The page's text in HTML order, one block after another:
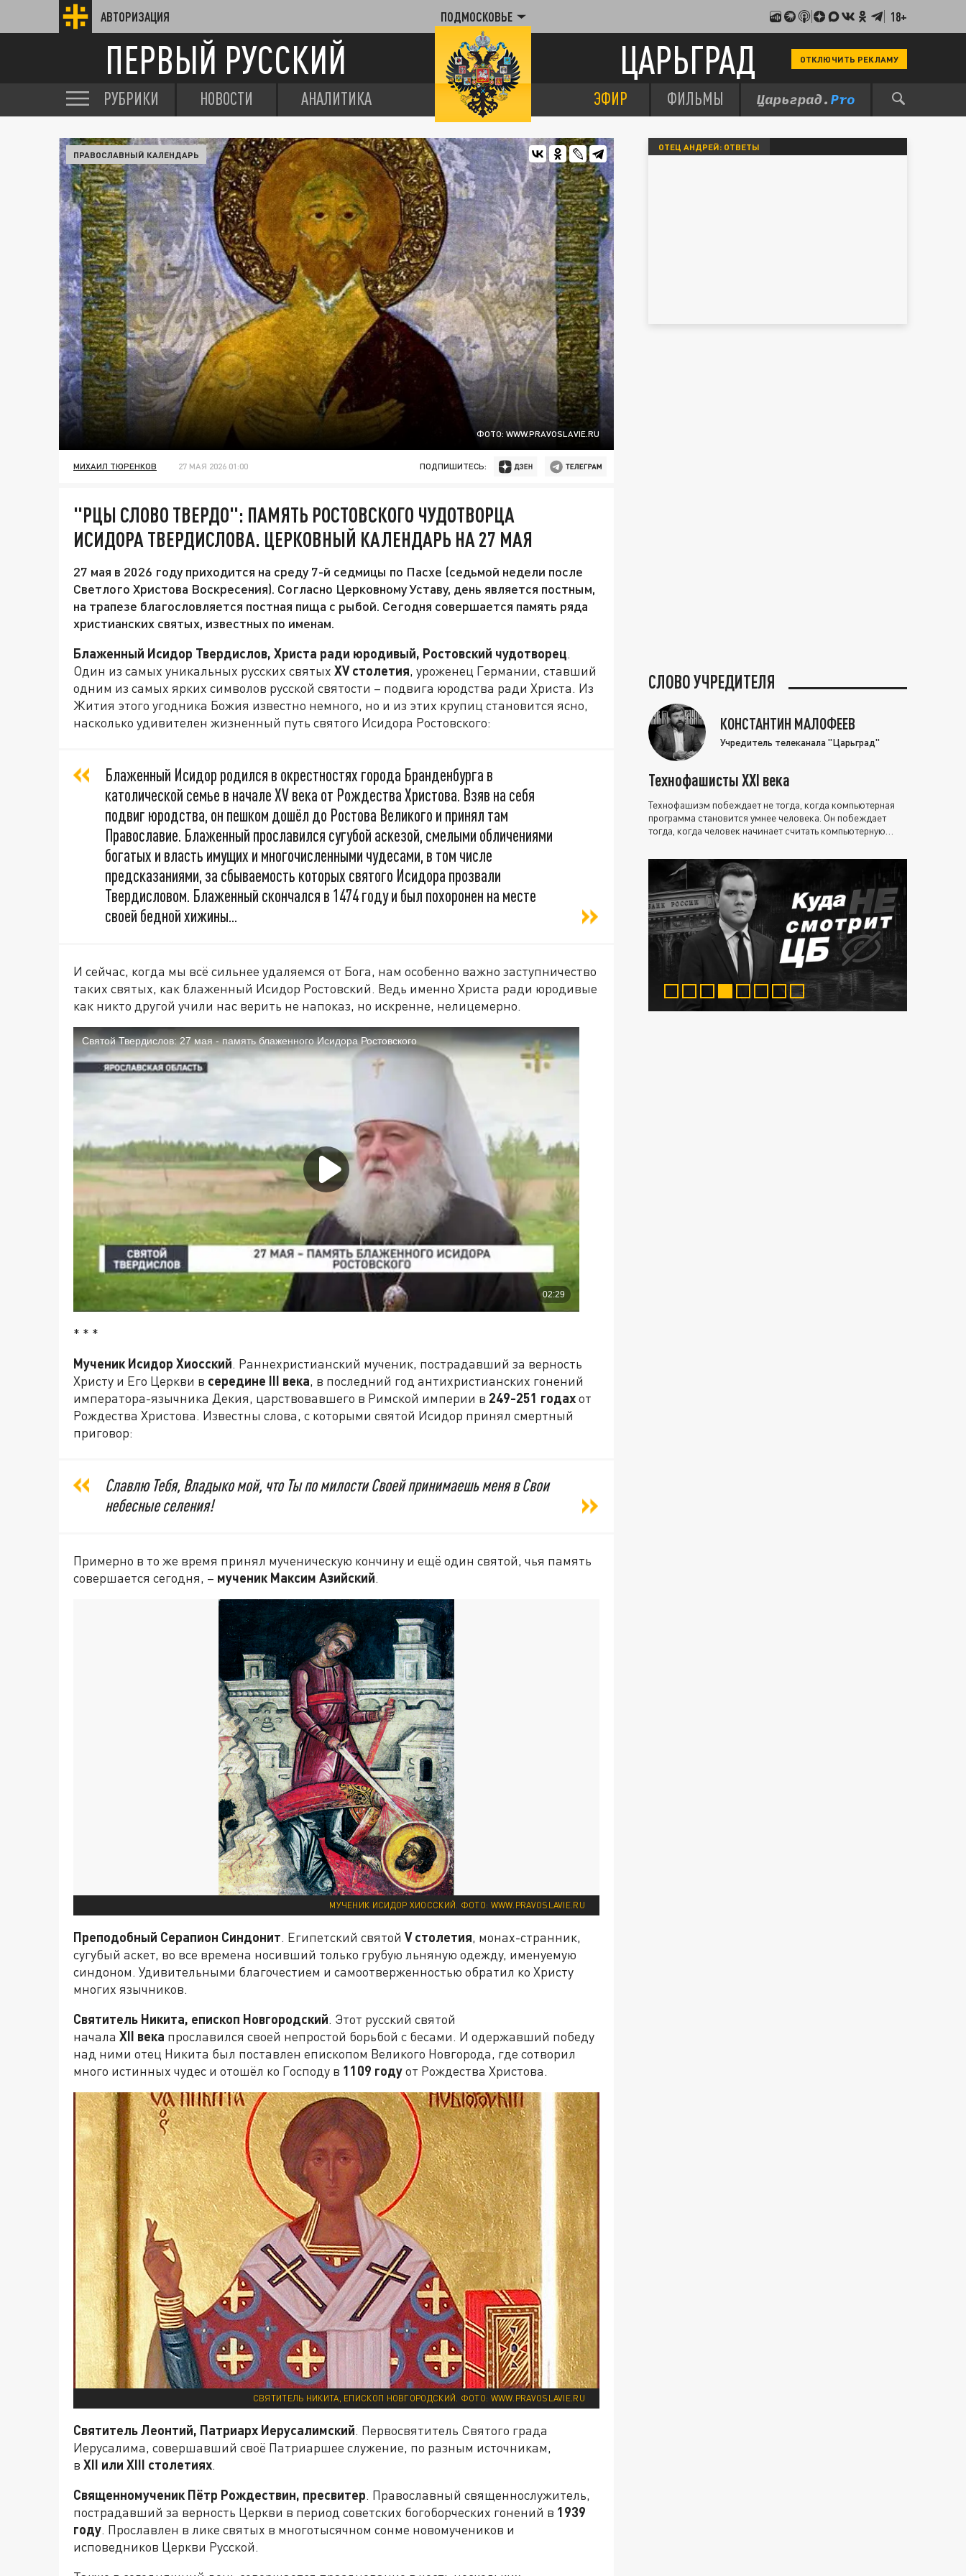
АВТОРИЗАЦИЯ ПОДМОСКОВЬЕ 18+
ПЕРВЫЙ РУССКИЙ ЦАРЬГРАД ОТКЛЮЧИТЬ РЕКЛАМУ
РУБРИКИ НОВОСТИ АНАЛИТИКА ЭФИР ФИЛЬМЫ
ФОТО: WWW.PRAVOSLAVIE.RU
ПРАВОСЛАВНЫЙ КАЛЕНДАРЬ
МИХАИЛ ТЮРЕНКОВ 27 МАЯ 2026 01:00 ПОДПИШИТЕСЬ:
"РЦЫ СЛОВО ТВЕРДО": ПАМЯТЬ РОСТОВСКОГО ЧУДОТВОРЦА
ИСИДОРА ТВЕРДИСЛОВА. ЦЕРКОВНЫЙ КАЛЕНДАРЬ НА 27 МАЯ
27 мая в 2026 году приходится на среду 7-й седмицы по Пасхе (седьмой недели после
Светлого Христова Воскресения). Согласно Церковному Уставу, день является постным,
на трапезе благословляется постная пища с рыбой. Сегодня совершается память ряда
христианских святых, известных по именам.
Блаженный Исидор Твердислов, Христа ради юродивый, Ростовский чудотворец.
Один из самых уникальных русских святых XV столетия, уроженец Германии, ставший
одним из самых ярких символов русской святости – подвига юродства ради Христа. Из
Жития этого угодника Божия известно немного, но и из этих крупиц становится ясно,
насколько удивителен жизненный путь святого Исидора Ростовского:
Блаженный Исидор родился в окрестностях города Бранденбурга в
католической семье в начале XV века от Рождества Христова. Взяв на себя
подвиг юродства, он пешком дошёл до Ростова Великого и принял там
Православие. Блаженный прославился сугубой аскезой, смелыми обличениями
богатых и власть имущих и многочисленными чудесами, в том числе
предсказаниями, за сбываемость которых святого Исидора прозвали
Твердисловом. Блаженный скончался в 1474 году и был похоронен на месте
своей бедной хижины...
И сейчас, когда мы всё сильнее удаляемся от Бога, нам особенно важно заступничество
таких святых, как блаженный Исидор Ростовский. Ведь именно Христа ради юродивые
как никто другой учили нас верить не напоказ, но искренне, нелицемерно.
* * *
Мученик Исидор Хиосский. Раннехристианский мученик, пострадавший за верность
Христу и Его Церкви в середине III века, в последний год антихристианских гонений
императора-язычника Декия, царствовавшего в Римской империи в 249-251 годахот
Рождества Христова. Известны слова, с которыми святой Исидор принял смертный
приговор:
Славлю Тебя, Владыко мой, что Ты по милости Своей принимаешь меня в Свои
небесные селения!
Примерно в то же время принял мученическую кончину и ещё один святой, чья память
совершается сегодня, – мученик Максим Азийский.
МУЧЕНИК ИСИДОР ХИОССКИЙ. ФОТО: WWW.PRAVOSLAVIE.RU
Преподобный Серапион Синдонит. Египетский святой Vстолетия, монах-странник,
сугубый аскет, во все времена носивший только грубую льняную одежду, именуемую
синдоном. Удивительными благочестием и самоотверженностью обратил ко Христу
многих язычников.
Святитель Никита, епископ Новгородский. Этот русский святой
начала XII века прославился своей непростой борьбой с бесами. И одержавший победу
над ними отец Никита был поставлен епископом Великого Новгорода, где сотворил
много истинных чудес и отошёл ко Господу в 1109 годуот Рождества Христова.
СВЯТИТЕЛЬ НИКИТА, ЕПИСКОП НОВГОРОДСКИЙ. ФОТО: WWW.PRAVOSLAVIE.RU
Святитель Леонтий, Патриарх Иерусалимский. Первосвятитель Святого града
Иерусалима, совершавший своё Патриаршее служение, по разным источникам,
в XII или XIII столетиях.
Священномученик Пётр Рождествин, пресвитер. Православный священнослужитель,
пострадавший за верность Церкви в период советских богоборческих гонений в 1939
году. Прославлен в лике святых в многотысячном сонме новомучеников и
исповедников Церкви Русской.
ОТЕЦ АНДРЕЙ: ОТВЕТЫ
СЛОВО УЧРЕДИТЕЛЯ
КОНСТАНТИН МАЛОФЕЕВ
Учредитель телеканала "Царьград"
Технофашисты XXI века
Технофашизм побеждает не тогда, когда компьютерная
программа становится умнее человека. Он побеждает
тогда, когда человек начинает считать компьютерную